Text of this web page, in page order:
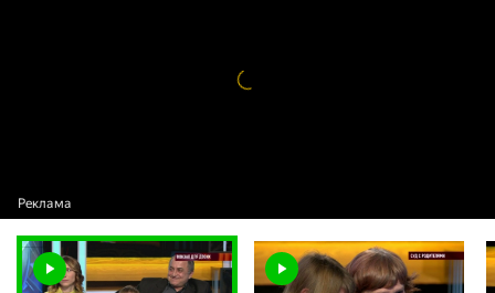
Видео
проигрыватель